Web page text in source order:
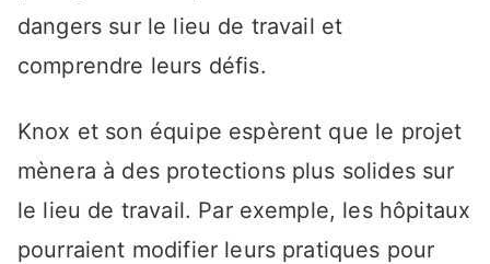
dangers sur le lieu de travail et
comprendre leurs défis.
Knox et son équipe espèrent que le projet
mènera à des protections plus solides sur
le lieu de travail. Par exemple, les hôpitaux
pourraient modifier leurs pratiques pour